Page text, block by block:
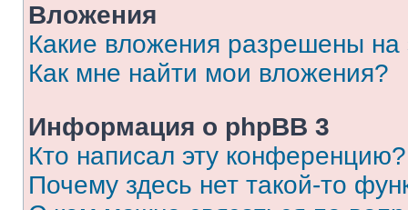
Вложения
Какие вложения разрешены
Как мне найти мои вложения?
Информация о phpBB 3
Кто написал эту конференцию?
Почему здесь нет такой-то